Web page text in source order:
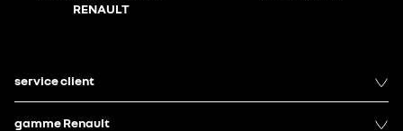
RENAULT
service client
gamme Renault